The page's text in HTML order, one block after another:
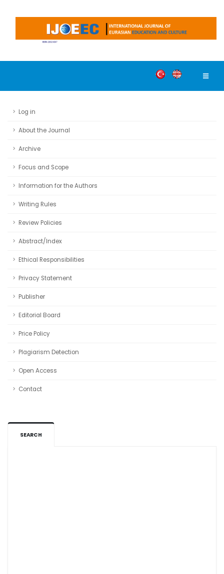
Log in
About the Journal
Archive
Focus and Scope
Information for the Authors
Writing Rules
Review Policies
Abstract/Index
Ethical Responsibilities
Privacy Statement
Publisher
Editorial Board
Price Policy
Plagiarism Detection
Open Access
Contact
SEARCH